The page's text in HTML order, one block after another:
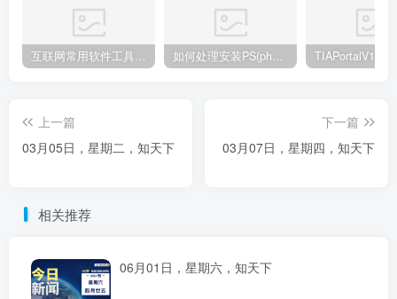
互联网常用软件工具资源汇总贴 如何处理安装PS(photoshop cc2018) 时，提示系统或者IE浏览器需要升级
上一篇
03月05日，星期二，知天下
下一篇
03月07日，星期四，知天下
相关推荐
06月01日，星期六，知天下